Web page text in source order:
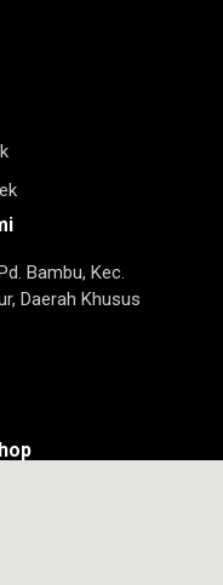
Bambu, Kec.
Daerah Khusus